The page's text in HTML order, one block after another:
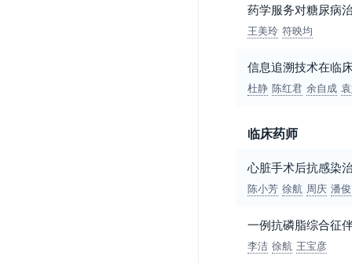
药学服务对糖尿病
王美玲 符映均
信息追溯技术在临
杜静 陈红君 余自成
临床药师
心脏手术后抗感染
陈小芳 徐航 周庆 潘俊
一例抗磷脂综合征
李洁 徐航 王宝彦